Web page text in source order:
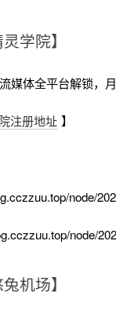
学院】
媒体全平台解锁，
注册地址 】
node/
node/
机场】